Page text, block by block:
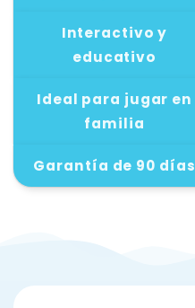
Interactivo y
educativo
Ideal para jugar en
familia
Garantía de 90 días